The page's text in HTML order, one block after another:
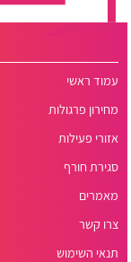
עמוד ראשי
מחירון פרגולות
אזורי פעילות
סגירת חורף
מאמרים
צרו קשר
תנאי השימוש